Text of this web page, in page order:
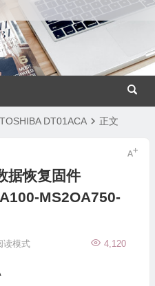
TOSHIBA DT01ACA 正文
据恢复固件
MS2OA750-
4,120
读模式